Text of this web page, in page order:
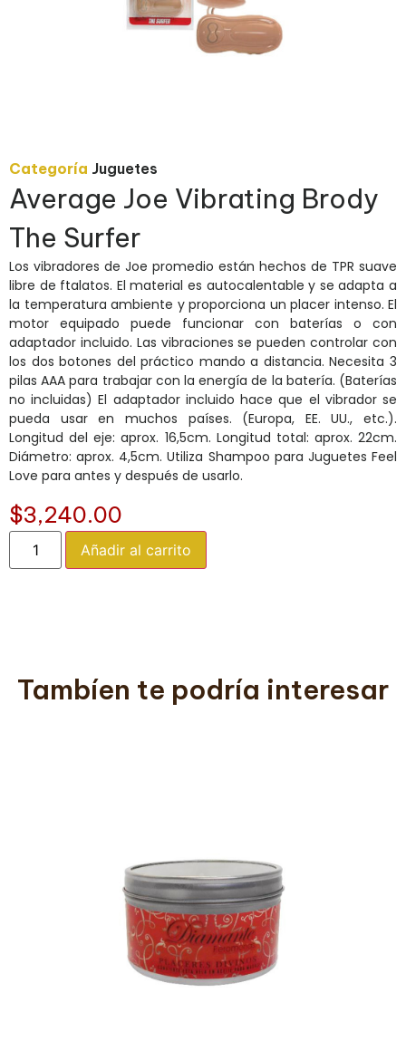
Categoría Juguetes
Average Joe Vibrating Brody
The Surfer
Los vibradores de Joe promedio están hechos de TPR suave
libre de ftalatos. El material es autocalentable y se adapta a
la temperatura ambiente y proporciona un placer intenso. El
motor equipado puede funcionar con baterías o con
adaptador incluido. Las vibraciones se pueden controlar con
los dos botones del práctico mando a distancia. Necesita 3
pilas AAA para trabajar con la energía de la batería. (Baterías
no incluidas) El adaptador incluido hace que el vibrador se
pueda usar en muchos países. (Europa, EE. UU., etc.).
Longitud del eje: aprox. 16,5cm. Longitud total: aprox. 22cm.
Diámetro: aprox. 4,5cm. Utiliza Shampoo para Juguetes Feel
Love para antes y después de usarlo.
$3,240.00
Añadir al carrito
Tambíen te podría interesar